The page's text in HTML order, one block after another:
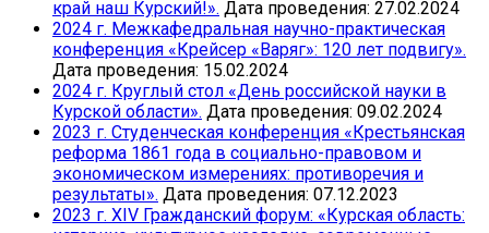
край наш Курский!». Дата проведения: 27.02.2024
2024 г. Межкафедральная научно-практическая
конференция «Крейсер «Варяг»: 120 лет подвигу».
Дата проведения: 15.02.2024
2024 г. Круглый стол «День российской науки в
Курской области». Дата проведения: 09.02.2024
2023 г. Студенческая конференция «Крестьянская
реформа 1861 года в социально-правовом и
экономическом измерениях: противоречия и
результаты». Дата проведения: 07.12.2023
2023 г. XIV Гражданский форум: «Курская область: